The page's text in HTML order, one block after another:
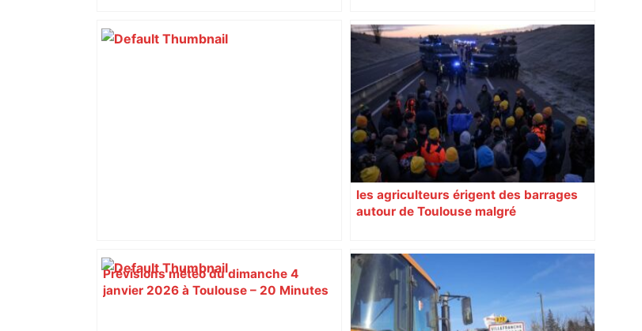
Prévisions météo du dimanche 4
janvier 2026 à Toulouse – 20 Minutes
les agriculteurs érigent des barrages
autour de Toulouse malgré